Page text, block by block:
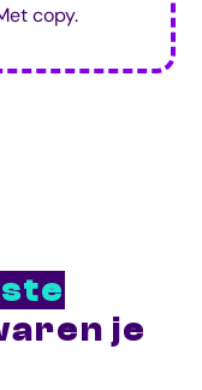
copy.
je